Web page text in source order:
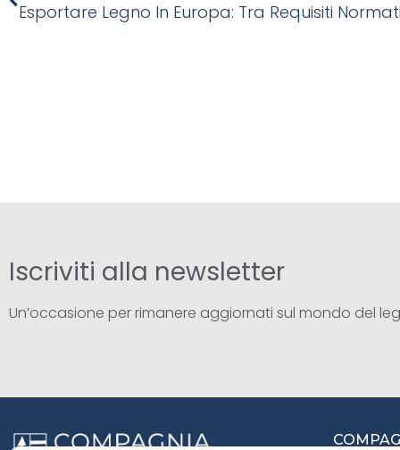
Iscriviti alla newsletter
Un’occasione per rimanere aggiornati sul mondo del